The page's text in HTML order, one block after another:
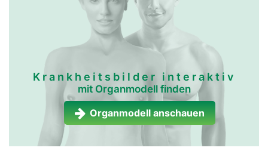
Krankheitsbilder interaktiv
mit Organmodell finden
Organmodell anschauen